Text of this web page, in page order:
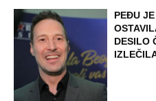
PEĐU
DESILO